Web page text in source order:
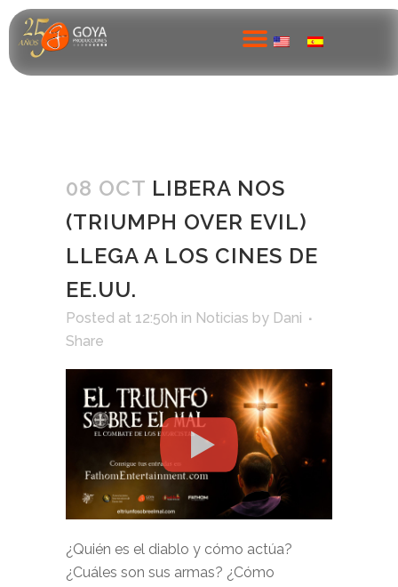
08 OCT LIBERA NOS
(TRIUMPH OVER EVIL)
LLEGA A LOS CINES DE
EE.UU.
Posted at 12:50h in Noticias by Dani
Share
¿Quién es el diablo y cómo actúa?
¿Cuáles son sus armas? ¿Cómo